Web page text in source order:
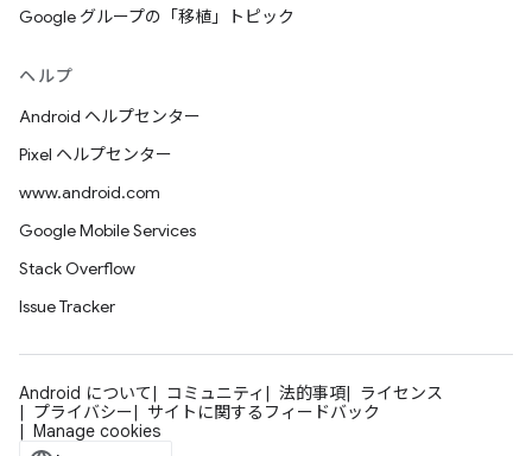
Google グループの「移植」トピック
ヘルプ
Android ヘルプセンター
Pixel ヘルプセンター
www.android.com
Google Mobile Services
Stack Overflow
Issue Tracker
Android について コミュニティ 法的事項
ライセンス
プライバシー
サイトに関するフィードバック
Manage cookies